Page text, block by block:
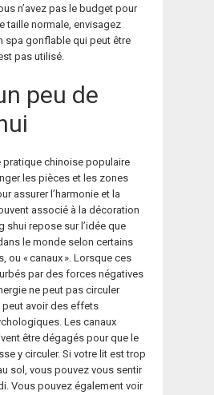
n’avez pas le budget pour
taille normale, envisagez
spa gonflable qui peut être
pas utilisé.
peu de
pratique chinoise populaire
les pièces et les zones
assurer l’harmonie et la
associé à la décoration
shui repose sur l’idée que
le monde selon certains
ou « canaux ». Lorsque ces
par des forces négatives
ne peut pas circuler
peut avoir des effets
Les canaux
être dégagés pour que le
y circuler. Si votre lit est trop
sol, vous pouvez vous sentir
Vous pouvez également voir